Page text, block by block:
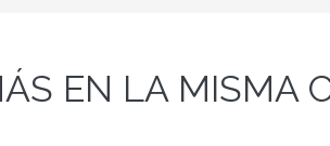
EN LA MISMA